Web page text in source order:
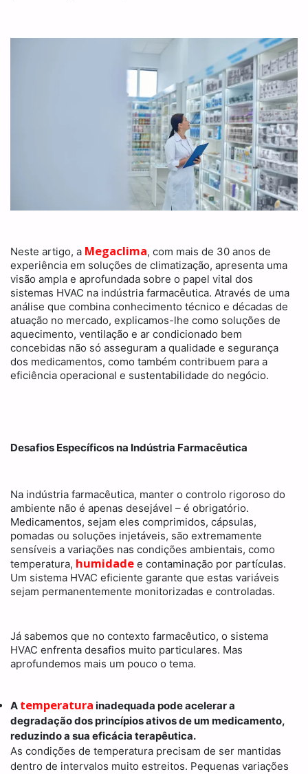
Neste artigo, a Megaclima, com mais de 30 anos de
experiência em soluções de climatização, apresenta uma
visão ampla e aprofundada sobre o papel vital dos
sistemas HVAC na indústria farmacêutica. Através de uma
análise que combina conhecimento técnico e décadas de
atuação no mercado, explicamos-lhe como soluções de
aquecimento, ventilação e ar condicionado bem
concebidas não só asseguram a qualidade e segurança
dos medicamentos, como também contribuem para a
eficiência operacional e sustentabilidade do negócio.
Desafios Específicos na Indústria Farmacêutica
Na indústria farmacêutica, manter o controlo rigoroso do
ambiente não é apenas desejável – é obrigatório.
Medicamentos, sejam eles comprimidos, cápsulas,
pomadas ou soluções injetáveis, são extremamente
sensíveis a variações nas condições ambientais, como
temperatura, humidade e contaminação por partículas.
Um sistema HVAC eficiente garante que estas variáveis
sejam permanentemente monitorizadas e controladas.
Já sabemos que no contexto farmacêutico, o sistema
HVAC enfrenta desafios muito particulares. Mas
aprofundemos mais um pouco o tema.
A temperatura inadequada pode acelerar a
degradação dos princípios ativos de um medicamento,
reduzindo a sua eficácia terapêutica.
As condições de temperatura precisam de ser mantidas
dentro de intervalos muito estreitos. Pequenas variações